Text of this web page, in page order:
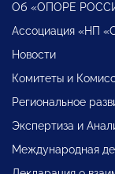
Об «ОПОРЕ
Ассоциация «НП
Новости
Комитеты и
Региональное
Экспертиза и
Международная